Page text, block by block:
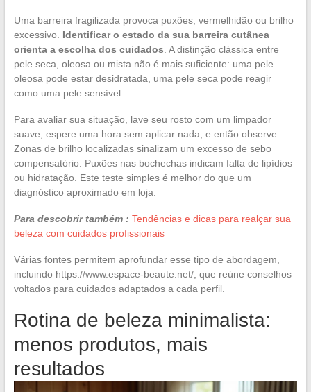
Uma barreira fragilizada provoca puxões, vermelhidão ou brilho
excessivo. Identificar o estado da sua barreira cutânea
orienta a escolha dos cuidados . A distinção clássica entre
pele seca, oleosa ou mista não é mais suficiente: uma pele
oleosa pode estar desidratada, uma pele seca pode reagir
como uma pele sensível.
Para avaliar sua situação, lave seu rosto com um limpador
suave, espere uma hora sem aplicar nada, e então observe.
Zonas de brilho localizadas sinalizam um excesso de sebo
compensatório. Puxões nas bochechas indicam falta de lipídios
ou hidratação. Este teste simples é melhor do que um
diagnóstico aproximado em loja.
Para descobrir também : Tendências e dicas para realçar sua
beleza com cuidados profissionais
Várias fontes permitem aprofundar esse tipo de abordagem,
incluindo https://www.espace-beaute.net/, que reúne conselhos
voltados para cuidados adaptados a cada perfil.
Rotina de beleza minimalista:
menos produtos, mais
resultados